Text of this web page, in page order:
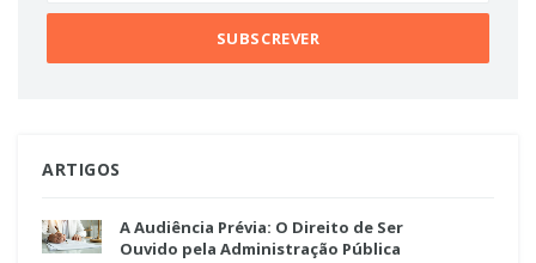
ARTIGOS
A Audiência Prévia: O Direito de Ser
Ouvido pela Administração Pública